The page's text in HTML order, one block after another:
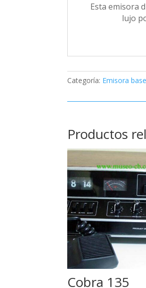
Esta emisora
lujo
Categoría: Emisora base
Productos
Cobra 135